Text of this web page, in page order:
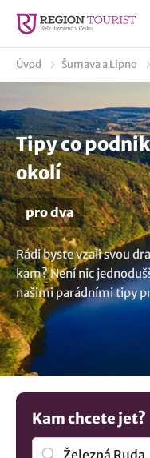
Úvod Šumava a Lipno
Tipy co
okolí
pro dva
Rádi byste vzali svou
kam? Není nic
našimi parádními tipy
jsou stvořená pro
nabídce máme aktivity
Kam chcete jet?